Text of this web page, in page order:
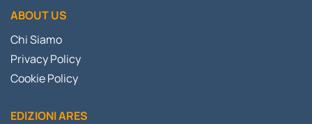
ABOUT US
Chi Siamo
Privacy Policy
Cookie Policy
EDIZIONI ARES